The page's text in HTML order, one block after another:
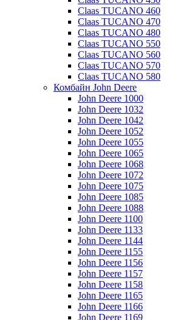
Claas TUCANO 460
Claas TUCANO 470
Claas TUCANO 480
Claas TUCANO 550
Claas TUCANO 560
Claas TUCANO 570
Claas TUCANO 580
Комбайн John Deere
John Deere 1000
John Deere 1032
John Deere 1042
John Deere 1052
John Deere 1055
John Deere 1065
John Deere 1068
John Deere 1072
John Deere 1075
John Deere 1085
John Deere 1088
John Deere 1100
John Deere 1133
John Deere 1144
John Deere 1155
John Deere 1156
John Deere 1157
John Deere 1158
John Deere 1165
John Deere 1166
John Deere 1169